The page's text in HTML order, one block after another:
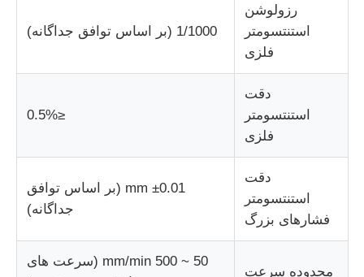
رزولوشن
استنتسومتر
فلزی
1/1000 (بر اساس توافق جداگانه)
دقت
استنتسومتر
فلزی
≤0.5%
دقت
استنتسومتر
فشارهای بزرگ
±0.01 mm (بر اساس توافق
جداگانه)
محدوده سرعت
50 ~ 500 mm/min (سرعت های